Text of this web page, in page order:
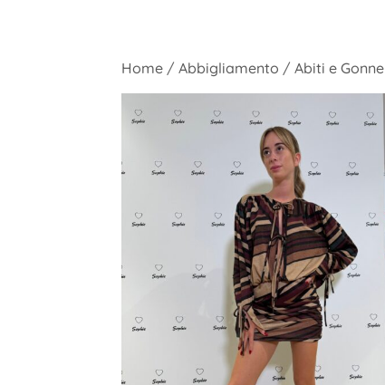
Home /Abbigliamento /Abiti e Gonne